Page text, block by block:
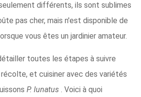
différents, ils sont sublimes
pas cher, mais n'est disponible de
vous êtes un jardinier amateur.
toutes les étapes à suivre
récolte, et cuisiner avec des variétés
P. lunatus . Voici à quoi